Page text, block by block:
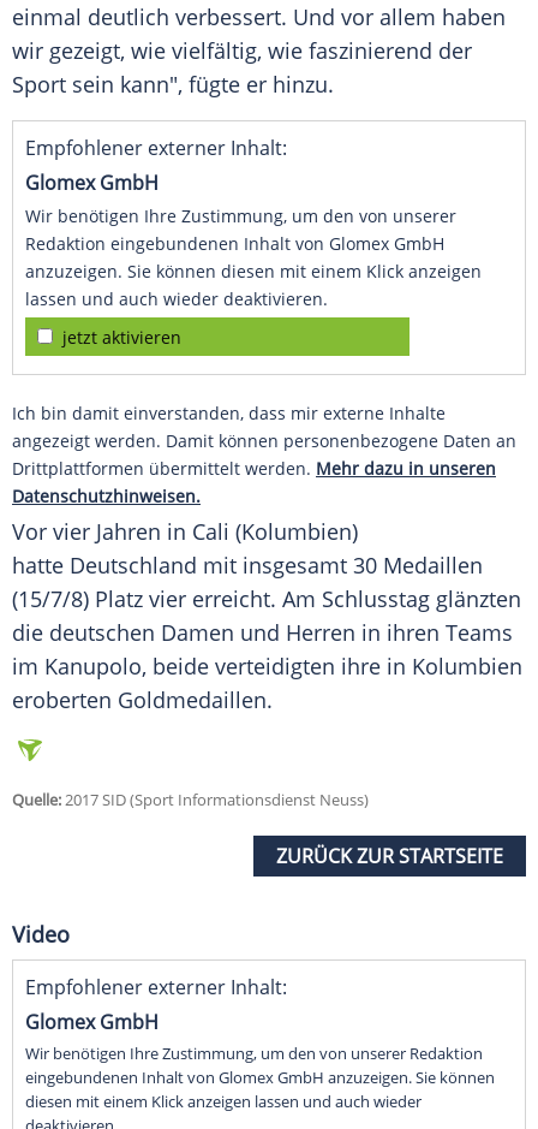
einmal deutlich verbessert. Und vor allem haben
wir gezeigt, wie vielfältig, wie faszinierend der
Sport sein kann", fügte er hinzu.
Empfohlener externer Inhalt:
Glomex GmbH
Wir benötigen Ihre Zustimmung, um den von unserer
Redaktion eingebundenen Inhalt von Glomex GmbH
anzuzeigen. Sie können diesen mit einem Klick anzeigen
lassen und auch wieder deaktivieren.
jetzt aktivieren
Ich bin damit einverstanden, dass mir externe Inhalte
angezeigt werden. Damit können personenbezogene Daten an
Drittplattformen übermittelt werden. Mehr dazu in unseren
Datenschutzhinweisen.
Vor vier Jahren in Cali (Kolumbien)
hatte Deutschland mit insgesamt 30 Medaillen
(15/7/8) Platz vier erreicht. Am Schlusstag glänzten
die deutschen Damen und Herren in ihren Teams
im Kanupolo, beide verteidigten ihre in Kolumbien
eroberten Goldmedaillen.
Quelle:2017 SID (Sport Informationsdienst Neuss)
ZURÜCK ZUR STARTSEITE
Video
Empfohlener externer Inhalt:
Glomex GmbH
Wir benötigen Ihre Zustimmung, um den von unserer Redaktion
eingebundenen Inhalt von Glomex GmbH anzuzeigen. Sie können
diesen mit einem Klick anzeigen lassen und auch wieder